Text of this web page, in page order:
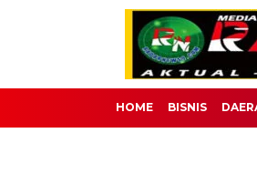
HOME BISNIS